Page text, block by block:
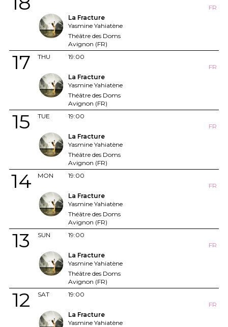
FR
La Fracture
Yasmine Yahiatène
Théâtre des Doms
Avignon (FR)
THU
17
19:00
FR
La Fracture
Yasmine Yahiatène
Théâtre des Doms
Avignon (FR)
TUE
15
19:00
FR
La Fracture
Yasmine Yahiatène
Théâtre des Doms
Avignon (FR)
MON
14
19:00
FR
La Fracture
Yasmine Yahiatène
Théâtre des Doms
Avignon (FR)
SUN
13
19:00
FR
La Fracture
Yasmine Yahiatène
Théâtre des Doms
Avignon (FR)
SAT
12
19:00
FR
La Fracture
Yasmine Yahiatène